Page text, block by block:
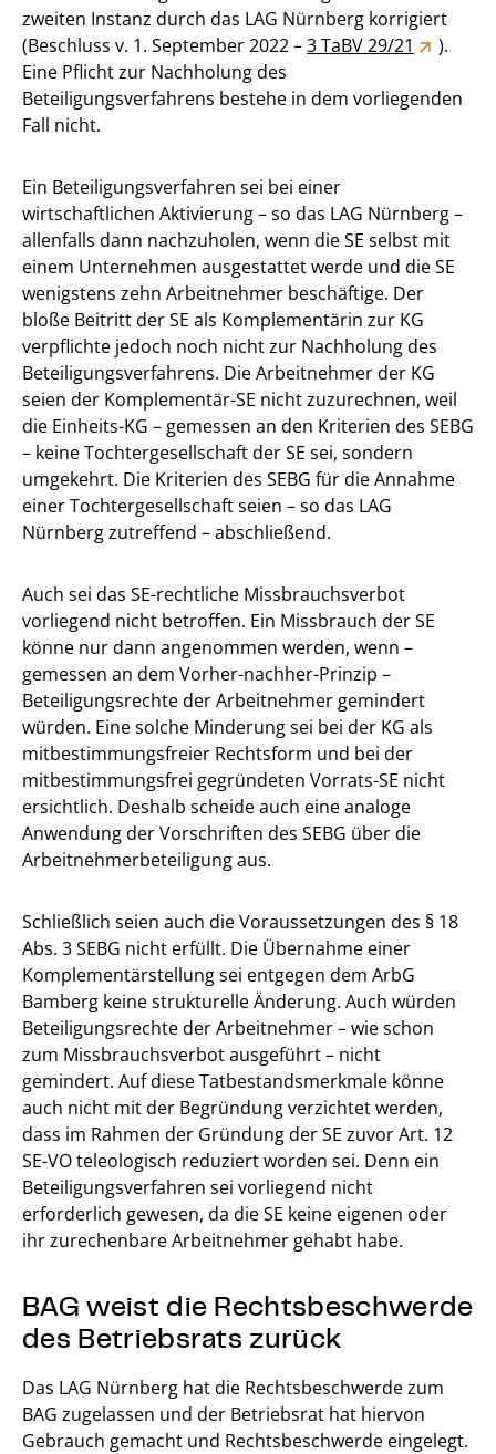
zweiten Instanz durch das LAG Nürnberg korrigiert
(Beschluss v. 1. September 2022 –3 TaBV 29/21
).
Eine Pflicht zur Nachholung des
Beteiligungsverfahrens bestehe in dem vorliegenden
Fall nicht.
Ein Beteiligungsverfahren sei bei einer
wirtschaftlichen Aktivierung – so das LAG Nürnberg –
allenfalls dann nachzuholen, wenn die SE selbst mit
einem Unternehmen ausgestattet werde und die SE
wenigstens zehn Arbeitnehmer beschäftige. Der
bloße Beitritt der SE als Komplementärin zur KG
verpflichte jedoch noch nicht zur Nachholung des
Beteiligungsverfahrens. Die Arbeitnehmer der KG
seien der Komplementär-SE nicht zuzurechnen, weil
die Einheits-KG – gemessen an den Kriterien des SEBG
– keine Tochtergesellschaft der SE sei, sondern
umgekehrt. Die Kriterien des SEBG für die Annahme
einer Tochtergesellschaft seien – so das LAG
Nürnberg zutreffend – abschließend.
Auch sei das SE-rechtliche Missbrauchsverbot
vorliegend nicht betroffen. Ein Missbrauch der SE
könne nur dann angenommen werden, wenn –
gemessen an dem Vorher-nachher-Prinzip –
Beteiligungsrechte der Arbeitnehmer gemindert
würden. Eine solche Minderung sei bei der KG als
mitbestimmungsfreier Rechtsform und bei der
mitbestimmungsfrei gegründeten Vorrats-SE nicht
ersichtlich. Deshalb scheide auch eine analoge
Anwendung der Vorschriften des SEBG über die
Arbeitnehmerbeteiligung aus.
Schließlich seien auch die Voraussetzungen des § 18
Abs. 3 SEBG nicht erfüllt. Die Übernahme einer
Komplementärstellung sei entgegen dem ArbG
Bamberg keine strukturelle Änderung. Auch würden
Beteiligungsrechte der Arbeitnehmer – wie schon
zum Missbrauchsverbot ausgeführt – nicht
gemindert. Auf diese Tatbestandsmerkmale könne
auch nicht mit der Begründung verzichtet werden,
dass im Rahmen der Gründung der SE zuvor Art. 12
SE-VO teleologisch reduziert worden sei. Denn ein
Beteiligungsverfahren sei vorliegend nicht
erforderlich gewesen, da die SE keine eigenen oder
ihr zurechenbare Arbeitnehmer gehabt habe.
BAG weist die Rechtsbeschwerde
des Betriebsrats zurück
Das LAG Nürnberg hat die Rechtsbeschwerde zum
BAG zugelassen und der Betriebsrat hat hiervon
Gebrauch gemacht und Rechtsbeschwerde eingelegt.